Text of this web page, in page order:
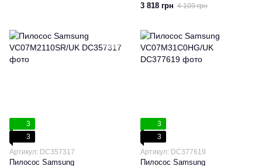
3 818 грн 4 109 грн
3
3
Артикул: DC357317
Пилосос Samsung
3
3
Артикул: DC377619
Пилосос Samsung